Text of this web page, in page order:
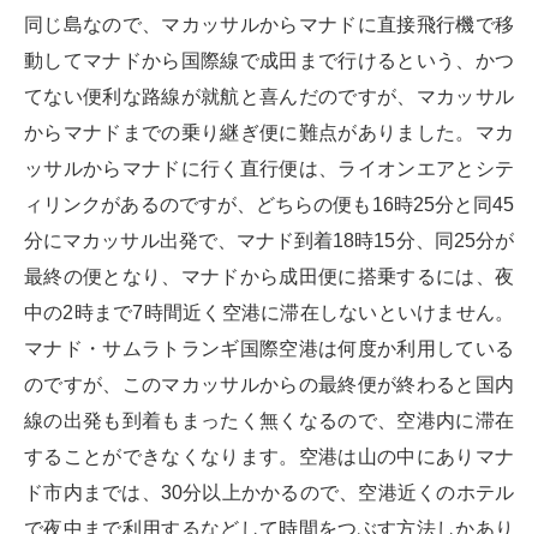
同じ島なので、マカッサルからマナドに直接飛行機で移
動してマナドから国際線で成田まで行けるという、かつ
てない便利な路線が就航と喜んだのですが、マカッサル
からマナドまでの乗り継ぎ便に難点がありました。マカ
ッサルからマナドに行く直行便は、ライオンエアとシテ
ィリンクがあるのですが、どちらの便も16時25分と同45
分にマカッサル出発で、マナド到着18時15分、同25分が
最終の便となり、マナドから成田便に搭乗するには、夜
中の2時まで7時間近く空港に滞在しないといけません。
マナド・サムラトランギ国際空港は何度か利用している
のですが、このマカッサルからの最終便が終わると国内
線の出発も到着もまったく無くなるので、空港内に滞在
することができなくなります。空港は山の中にありマナ
ド市内までは、30分以上かかるので、空港近くのホテル
で夜中まで利用するなどして時間をつぶす方法しかあり